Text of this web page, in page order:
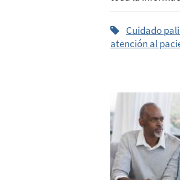
Cuidado
atención al